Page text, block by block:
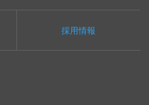
採用情報